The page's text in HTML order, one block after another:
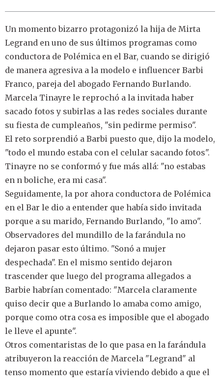
Un momento bizarro protagonizó la hija de Mirta
Legrand en uno de sus últimos programas como
conductora de Polémica en el Bar, cuando se dirigió
de manera agresiva a la modelo e influencer Barbi
Franco, pareja del abogado Fernando Burlando.
Marcela Tinayre le reprochó a la invitada haber
sacado fotos y subirlas a las redes sociales durante
su fiesta de cumpleaños, "sin pedirme permiso".
El reto sorprendió a Barbi puesto que, dijo la modelo,
"todo el mundo estaba con el celular sacando fotos".
Tinayre no se conformó y fue más allá: "no estabas
en n boliche, era mi casa".
Seguidamente, la por ahora conductora de Polémica
en el Bar le dio a entender que había sido invitada
porque a su marido, Fernando Burlando, "lo amo".
Observadores del mundillo de la farándula no
dejaron pasar esto último. "Sonó a mujer
despechada". En el mismo sentido dejaron
trascender que luego del programa allegados a
Barbie habrían comentado: "Marcela claramente
quiso decir que a Burlando lo amaba como amigo,
porque como otra cosa es imposible que el abogado
le lleve el apunte".
Otros comentaristas de lo que pasa en la farándula
atribuyeron la reacción de Marcela "Legrand" al
tenso momento que estaría viviendo debido a que el